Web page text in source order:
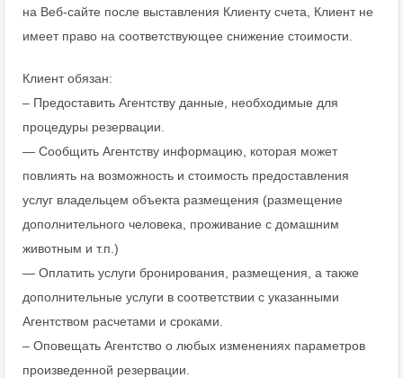
на Веб-сайте после выставления Клиенту счета, Клиент не
имеет право на соответствующее снижение стоимости.
Клиент обязан:
– Предоставить Агентству данные, необходимые для
процедуры резервации.
— Сообщить Агентству информацию, которая может
повлиять на возможность и стоимость предоставления
услуг владельцем объекта размещения (размещение
дополнительного человека, проживание с домашним
животным и т.п.)
— Оплатить услуги бронирования, размещения, а также
дополнительные услуги в соответствии с указанными
Агентством расчетами и сроками.
– Оповещать Агентство о любых изменениях параметров
произведенной резервации.